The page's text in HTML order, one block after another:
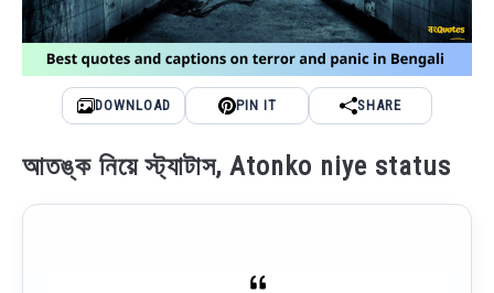
DOWNLOAD PIN IT SHARE
আতঙ্ক নিয়ে স্ট্যাটাস, Atonko niye status